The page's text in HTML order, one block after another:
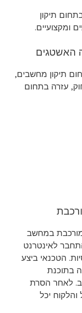
תיקון
ומקצועיים.
האשטגים
תיקון מחשבים,
עזרה בתחום
במחשב
לאינטרנט
הטכנאי ביצע
בתוכנת
לאחר הסרת
יכל